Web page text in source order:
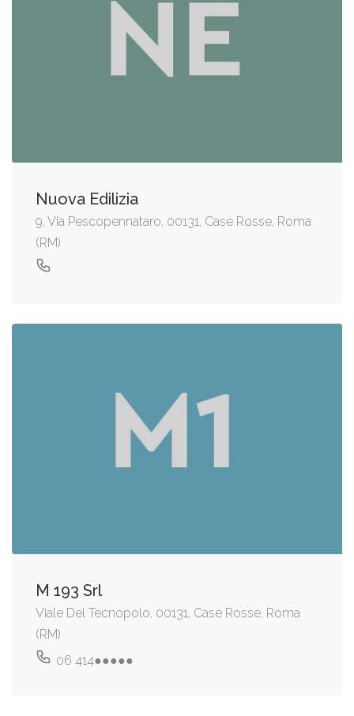
Nuova Edilizia
9, Via Pescopennataro, 00131, Case Rosse, Roma
(RM)
M 193 Srl
Viale Del Tecnopolo, 00131, Case Rosse, Roma
(RM)
06 414●●●●●